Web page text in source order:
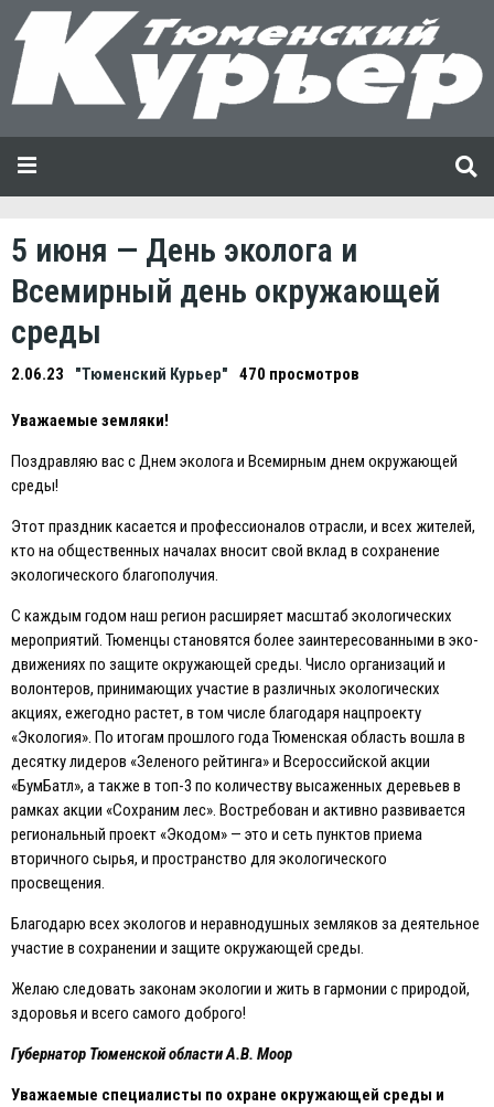
5 июня — День эколога и
Всемирный день окружающей
среды
2.06.23 "Тюменский Курьер" 470 просмотров
Уважаемые земляки!
Поздравляю вас с Днем эколога и Всемирным днем окружающей
среды!
Этот праздник касается и профессионалов отрасли, и всех жителей,
кто на общественных началах вносит свой вклад в сохранение
экологического благополучия.
С каждым годом наш регион расширяет масштаб экологических
мероприятий. Тюменцы становятся более заинтересованными в эко-
движениях по защите окружающей среды. Число организаций и
волонтеров, принимающих участие в различных экологических
акциях, ежегодно растет, в том числе благодаря нацпроекту
«Экология». По итогам прошлого года Тюменская область вошла в
десятку лидеров «Зеленого рейтинга» и Всероссийской акции
«БумБатл», а также в топ-3 по количеству высаженных деревьев в
рамках акции «Сохраним лес». Востребован и активно развивается
региональный проект «Экодом» — это и сеть пунктов приема
вторичного сырья, и пространство для экологического
просвещения.
Благодарю всех экологов и неравнодушных земляков за деятельное
участие в сохранении и защите окружающей среды.
Желаю следовать законам экологии и жить в гармонии с природой,
здоровья и всего самого доброго!
Губернатор Тюменской области А.В. Моор
Уважаемые специалисты по охране окружающей среды и